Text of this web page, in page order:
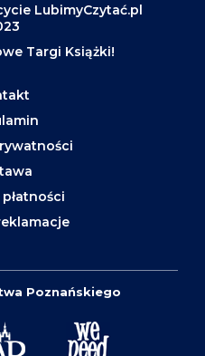
LubimyCzytać.pl
Targi Książki!
Poznańskiego